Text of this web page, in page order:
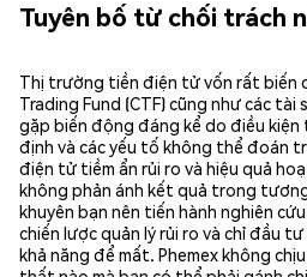
Tuyên bố từ chối trách
Thị trường tiền điện tử vốn rất biến
Trading Fund (CTF) cũng như các
gặp biến động đáng kể do điều
định và các yếu tố không thể đoán
điện tử tiềm ẩn rủi ro và hiệu quả
không phản ánh kết quả trong
khuyên bạn nên tiến hành nghiên
chiến lược quản lý rủi ro và chỉ đầu
khả năng để mất. Phemex không